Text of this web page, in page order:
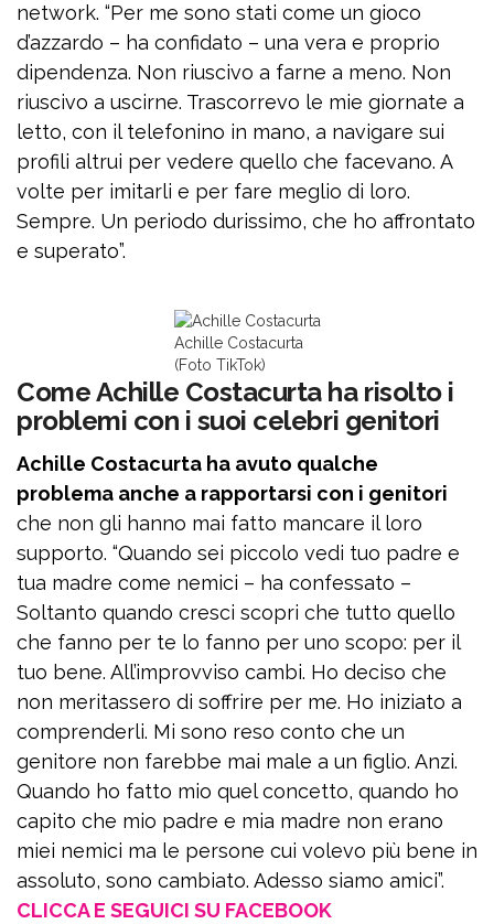
network. “Per me sono stati come un gioco
d’azzardo – ha confidato – una vera e proprio
dipendenza. Non riuscivo a farne a meno. Non
riuscivo a uscirne. Trascorrevo le mie giornate a
letto, con il telefonino in mano, a navigare sui
profili altrui per vedere quello che facevano. A
volte per imitarli e per fare meglio di loro.
Sempre. Un periodo durissimo, che ho affrontato
e superato”.
Achille Costacurta
(Foto TikTok)
Come Achille Costacurta ha risolto i
problemi con i suoi celebri genitori
Achille Costacurta ha avuto qualche
problema anche a rapportarsi con i genitori
che non gli hanno mai fatto mancare il loro
supporto. “Quando sei piccolo vedi tuo padre e
tua madre come nemici – ha confessato –
Soltanto quando cresci scopri che tutto quello
che fanno per te lo fanno per uno scopo: per il
tuo bene. All’improvviso cambi. Ho deciso che
non meritassero di soffrire per me. Ho iniziato a
comprenderli. Mi sono reso conto che un
genitore non farebbe mai male a un figlio. Anzi.
Quando ho fatto mio quel concetto, quando ho
capito che mio padre e mia madre non erano
miei nemici ma le persone cui volevo più bene in
assoluto, sono cambiato. Adesso siamo amici”.
CLICCA E SEGUICI SU FACEBOOK